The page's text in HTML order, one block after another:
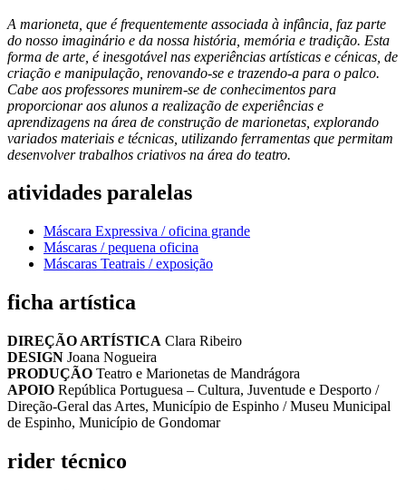
A marioneta, que é frequentemente associada à infância, faz parte
do nosso imaginário e da nossa história, memória e tradição. Esta
forma de arte, é inesgotável nas experiências artísticas e cénicas, de
criação e manipulação, renovando-se e trazendo-a para o palco.
Cabe aos professores munirem-se de conhecimentos para
proporcionar aos alunos a realização de experiências e
aprendizagens na área de construção de marionetas, explorando
variados materiais e técnicas, utilizando ferramentas que permitam
desenvolver trabalhos criativos na área do teatro.
atividades paralelas
Máscara Expressiva / oficina grande
Máscaras / pequena oficina
Máscaras Teatrais / exposição
ficha artística
DIREÇÃO ARTÍSTICA Clara Ribeiro
DESIGN Joana Nogueira
PRODUÇÃO Teatro e Marionetas de Mandrágora
APOIO República Portuguesa – Cultura, Juventude e Desporto /
Direção-Geral das Artes, Município de Espinho / Museu Municipal
de Espinho, Município de Gondomar
rider técnico